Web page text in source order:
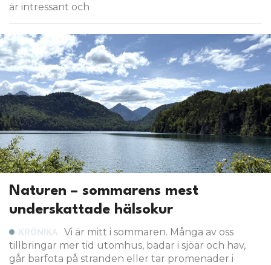
är intressant och
Naturen – sommarens mest
underskattade hälsokur
KRÖNIKA
Vi är mitt i sommaren. Många av oss
tillbringar mer tid utomhus, badar i sjöar och hav,
går barfota på stranden eller tar promenader i